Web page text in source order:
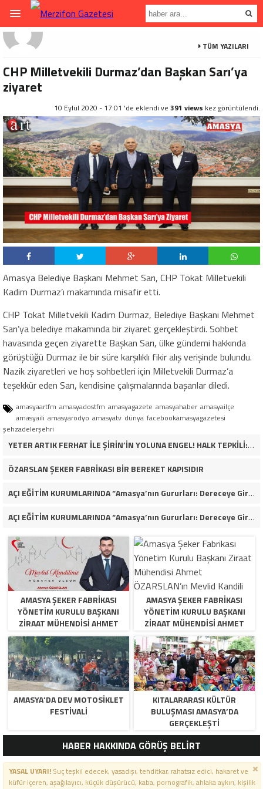
TÜM YAZILARI
CHP Milletvekili Durmaz’dan Başkan Sarı’ya
ziyaret
10 Eylül 2020 - 17:01 'de eklendi ve 391 views kez görüntülendi.
Amasya Belediye Başkanı Mehmet Sarı, CHP Tokat Milletvekili
Kadim Durmaz’ı makamında misafir etti.
CHP Tokat Milletvekili Kadim Durmaz, Belediye Başkanı Mehmet
Sarı’ya belediye makamında bir ziyaret gerçekleştirdi. Sohbet
havasında geçen ziyarette Başkan Sarı, ülke gündemi hakkında
görüştüğü Durmaz ile bir süre karşılıklı fikir alış verişinde bulundu.
Nazik ziyaretleri ve hoş sohbetleri için Milletvekili Durmaz’a
teşekkür eden Sarı, kendisine çalışmalarında başarılar diledi.
amasyaartfm amasyadostfm amasyagazete amasyahaber amasyailçe
amasyaili amasyarodyo amasyatv dünya facebookamasyagazetesi
şehzadelerşehri
YETER ARTIK FERHAT İLE ŞİRİN’İN YOLUNA ENGEL! HALK TEPKİLİ: “YOLU KAPATMAK ÇÖZÜM DEĞİL, GÖREVİNİ YAP!”
ÖZARSLAN ŞEKER FABRİKASI BİR BEREKET KAPISIDIR
AÇI EĞİTİM KURUMLARINDA “Amasya’nın Gururları: Dereceye Giren Öğrenciler İçin Anlamlı Tören”
AÇI EĞİTİM KURUMLARINDA “Amasya’nın Gururları: Dereceye Giren Öğrenciler İçin Anlamlı Tören”
AMASYA ŞEKER FABRIKASI
YÖNETIM KURULU BAŞKANI
ZIRAAT MÜHENDISI AHMET
ÖZARSLAN’IN MEVLID KANDILI
MESAJI
AMASYA ŞEKER FABRIKASI
YÖNETIM KURULU BAŞKANI
ZIRAAT MÜHENDISI AHMET
ÖZARSLAN’IN MEVLID KANDILI
MESAJI
AMASYA’DA DEV MOTOSIKLET
FESTIVALI
KITALARARASI KÜLTÜR
BULUŞMASI AMASYA’DA
GERÇEKLEŞTI
HABER HAKKINDA GÖRÜŞ BELİRT
YASAL UYARI!Suç teşkil edecek, yasadışı, tehditkar, rahatsız edici, hakaret ve
küfür içeren, aşağılayıcı, küçük düşürücü, kaba, pornografik, ahlaka aykırı, kişilik